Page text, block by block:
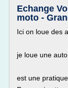
Echange
moto -
Ici on loue des
je loue une
est une